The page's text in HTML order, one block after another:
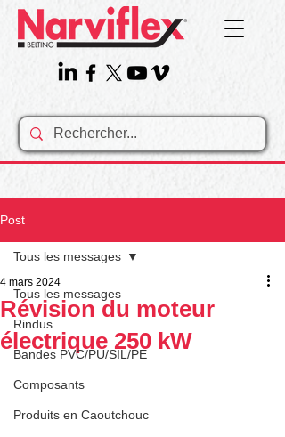
Post
Tous les messages
Rindus
Bandes PVC/PU/SIL/PE
Composants
Produits en Caoutchouc
Tous les messages
Révision du moteur
électrique 250 kW
4 mars 2024